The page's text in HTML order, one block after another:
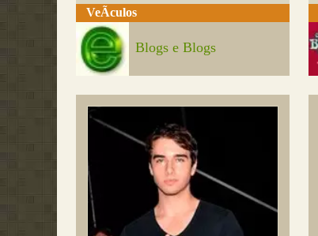
VeÃ­culos
Blogs e Blogs